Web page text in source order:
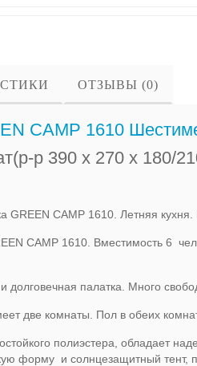
ОТЗЫВЫ (0)
CAMP 1610
р 390 х 270 х 180/
GREEN CAMP 1610. Летняя кухня.
CAMP 1610. Вместимость 6
палатка. Много
две комнаты. Пол в обеих
полиэстера, обладает
форму и солнцезащитный тент,